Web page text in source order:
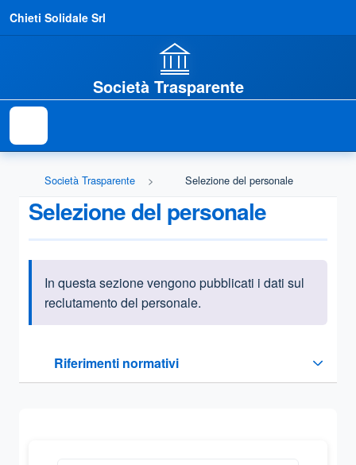
Chieti Solidale Srl
Società Trasparente
Società Trasparente Selezione del personale
Selezione del personale
Informazioni introduttive
In questa sezione vengono pubblicati i dati sul
reclutamento del personale.
Riferimenti normativi
Sezione compressa